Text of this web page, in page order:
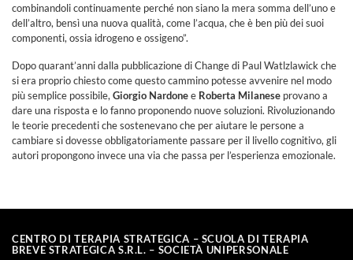
combinandoli continuamente perché non siano la mera somma dell’uno e
dell’altro, bensì una nuova qualità, come l’acqua, che è ben più dei suoi
componenti, ossia idrogeno e ossigeno”.
Dopo quarant’anni dalla pubblicazione di Change di Paul Watlzlawick che
si era proprio chiesto come questo cammino potesse avvenire nel modo
più semplice possibile, Giorgio Nardonee Roberta Milanese provano a
dare una risposta e lo fanno proponendo nuove soluzioni. Rivoluzionando
le teorie precedenti che sostenevano che per aiutare le persone a
cambiare si dovesse obbligatoriamente passare per il livello cognitivo, gli
autori propongono invece una via che passa per l’esperienza emozionale.
CENTRO DI TERAPIA STRATEGICA – SCUOLA DI TERAPIA
BREVE STRATEGICA S.R.L. – SOCIETÀ UNIPERSONALE